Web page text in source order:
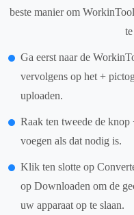
beste manier om
Ga eerst naar de
vervolgens op het +
uploaden.
Raak ten tweede de
voegen als dat nodig is.
Klik ten slotte op
op Downloaden om de
uw apparaat op te slaan.